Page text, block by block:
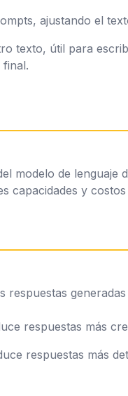
ajustando el
texto, útil para
modelo de lenguaje
capacidades y
respuestas
respuestas más
respuestas más